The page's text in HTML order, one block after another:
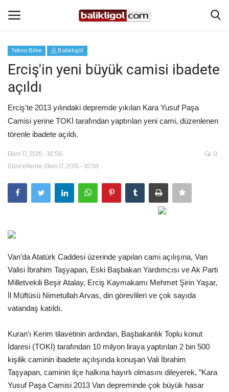
Giriş Yap
Anasayfa
Köşe Yazıları
Magazin
Şanlıurfa
Tekno Bilim
Ekonomi
Siyaset
Künye
Tekno Bilim Balıklıgöl
Erciş'in yeni büyük camisi ibadete
açıldı
Erciş'te 2013 yılındaki depremde yıkılan Kara Yusuf Paşa
Camisi yerine TOKİ tarafından yaptırılan yeni cami, düzenlenen
törenle ibadete açıldı.
Ekim 17, 2015 - 16:56
Güncelleme: Ekim 17, 2015 - 16:56
0
Van’da Atatürk Caddesi üzerinde yapılan cami açılışına, Van
Valisi İbrahim Taşyapan, Eski Başbakan Yardımcısı ve Ak Parti
Milletvekili Beşir Atalay, Erciş Kaymakamı Mehmet Şirin Yaşar,
İl Müftüsü Nimetullah Arvas, din görevlileri ve çok sayıda
vatandaş katıldı.
Kuran’ı Kerim tilavetinin ardından, Başbakanlık Toplu konut
İdaresi (TOKİ) tarafından 10 milyon liraya yaptırılan 2 bin 500
kişilik caminin ibadete açılışında konuşan Vali İbrahim
Taşyapan, caminin ilçe halkına hayırlı olmasını dileyerek, ”Kara
Yusuf Paşa Camisi 2013 Van depreminde çok büyük hasar